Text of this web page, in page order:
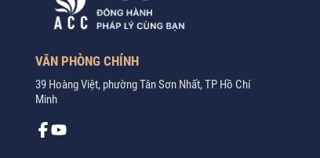
VĂN PHÒNG CHÍNH
39 Hoàng Việt, phường Tân Sơn Nhất, TP Hồ Chí
Minh